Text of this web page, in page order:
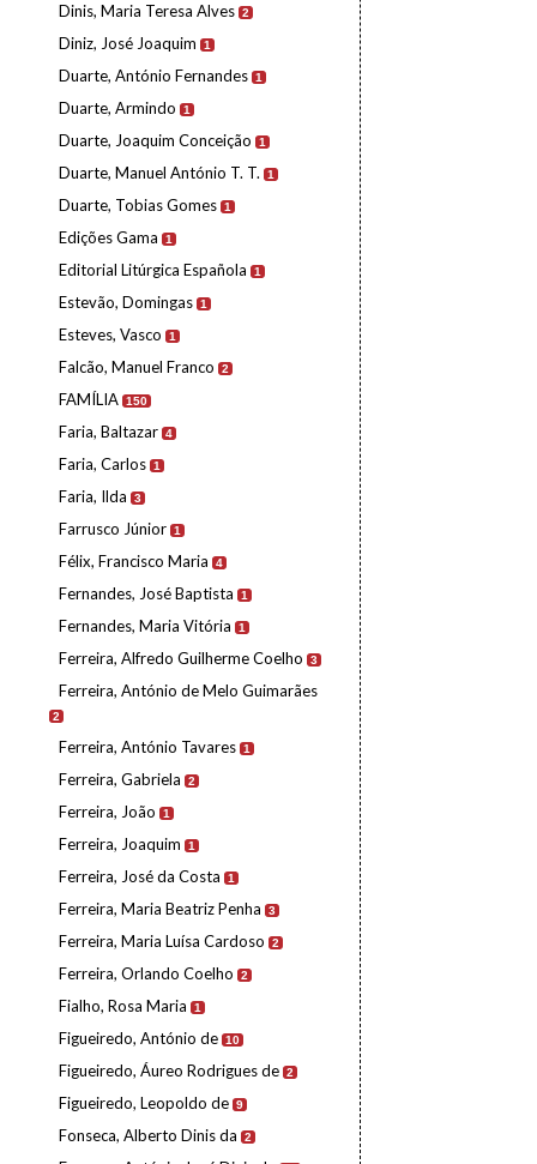
Dinis, Maria Teresa Alves 2
Diniz, José Joaquim 1
Duarte, António Fernandes 1
Duarte, Armindo 1
Duarte, Joaquim Conceição 1
Duarte, Manuel António T. T. 1
Duarte, Tobias Gomes 1
Edições Gama 1
Editorial Litúrgica Española 1
Estevão, Domingas 1
Esteves, Vasco 1
Falcão, Manuel Franco 2
FAMÍLIA 150
Faria, Baltazar 4
Faria, Carlos 1
Faria, Ilda 3
Farrusco Júnior 1
Félix, Francisco Maria 4
Fernandes, José Baptista 1
Fernandes, Maria Vitória 1
Ferreira, Alfredo Guilherme Coelho 3
Ferreira, António de Melo Guimarães
2
Ferreira, António Tavares 1
Ferreira, Gabriela 2
Ferreira, João 1
Ferreira, Joaquim 1
Ferreira, José da Costa 1
Ferreira, Maria Beatriz Penha 3
Ferreira, Maria Luísa Cardoso 2
Ferreira, Orlando Coelho 2
Fialho, Rosa Maria 1
Figueiredo, António de 10
Figueiredo, Áureo Rodrigues de 2
Figueiredo, Leopoldo de 9
Fonseca, Alberto Dinis da 2